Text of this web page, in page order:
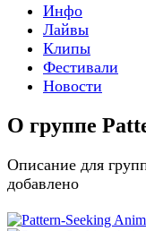
Инфо
Лайвы
Клипы
Фестивали
Новости
О группе
Описание для
добавлено